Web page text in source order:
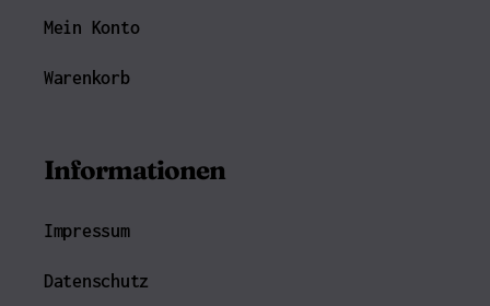
Mein Konto
Warenkorb
Informationen
Impressum
Datenschutz